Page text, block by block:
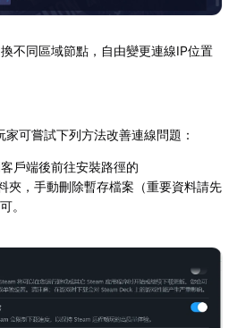
不同區域節點，自由變更連線IP位置
家可嘗試下列方法改善連線問題：
客戶端後前往安裝路徑的
，手動刪除暫存檔案（重要資料請先
。